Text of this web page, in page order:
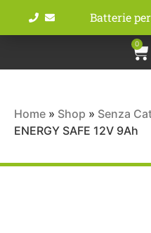
Batterie
0
Home » Shop » Senza
ENERGY SAFE 12V 9Ah